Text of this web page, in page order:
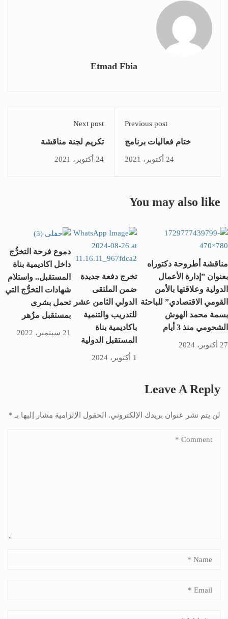
Etmad Fbia
Previous post
ختام فعاليات برنامج
تدريب “الطاقة والحياة”
24 أكتوبر، 2021
Next post
تكريم لجنة مناقشة
الاطروحات العلمية
24 أكتوبر، 2021
You may also like
مناقشة أطروحة دكتوراه
بعنوان ”إدارة الأعمال
الدولية وعلاقتها بالأمن
القومي الاقتصادي” للباحثة
بسمة محمد الهوش
الشحومي منذ 3 أيام
27 أكتوبر، 2024
تخرج دفعة جديدة
ضمن الملتقى
الدولي الثامن عشر
للتدريب والتنمية
باكاديمية بناة
المستقبل الدولية
1 أكتوبر، 2024
دموع فرحة التخرُّج
داخل اكاديمية بناة
المستقبل.. واستلام
شهادات التخرُّج التي
تحمل بشرى
بمستقبل مزُهر
21 سبتمبر، 2022
Leave A Reply
لن يتم نشر عنوان بريدك الإلكتروني. الحقول الإلزامية مشار إليها بـ *